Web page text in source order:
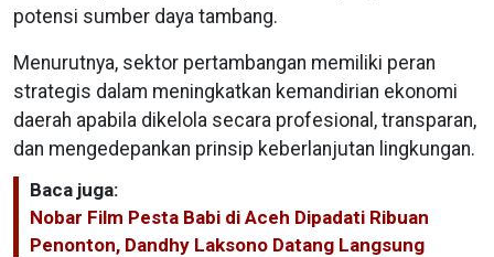
potensi sumber daya tambang.
Menurutnya, sektor pertambangan memiliki peran
strategis dalam meningkatkan kemandirian ekonomi
daerah apabila dikelola secara profesional, transparan,
dan mengedepankan prinsip keberlanjutan lingkungan.
Baca juga:
Nobar Film Pesta Babi di Aceh Dipadati Ribuan
Penonton, Dandhy Laksono Datang Langsung